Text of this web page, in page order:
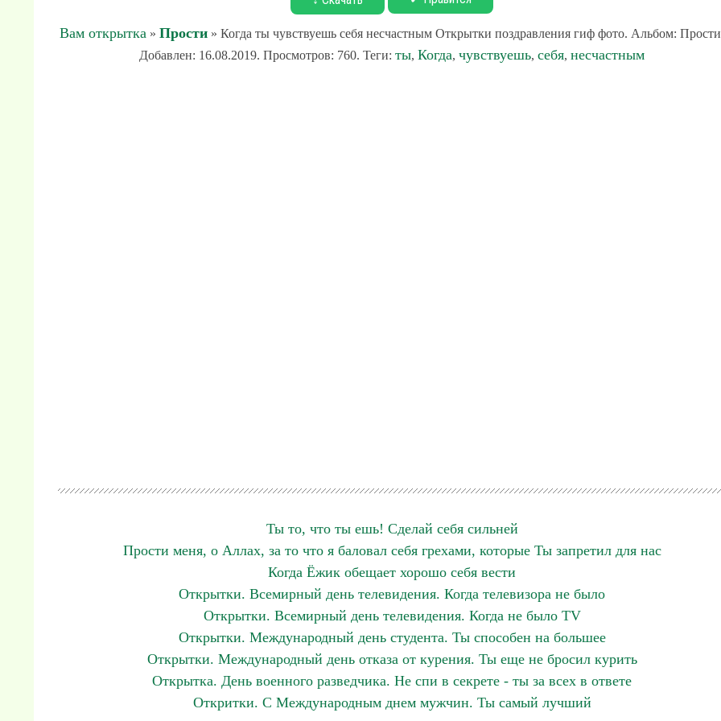
Вам открытка » Прости » Когда ты чувствуешь себя несчастным Открытки поздравления гиф фото. Альбом:
Добавлен: 16.08.2019. Просмотров: 760. Теги: ты, Когда, чувствуешь, себя, несчастным
Ты то, что ты ешь! Сделай себя сильней
Прости меня, о Аллах, за то что я баловал себя грехами, которые Ты запретил для нас
Когда Ёжик обещает хорошо себя вести
Открытки. Всемирный день телевидения. Когда телевизора не было
Открытки. Всемирный день телевидения. Когда не было ТV
Открытки. Международный день студента. Ты способен на большее
Открытки. Международный день отказа от курения. Ты еще не бросил курить
Открытка. День военного разведчика. Не спи в секрете - ты за всех в ответе
Откритки. С Международным днем мужчин. Ты самый лучший